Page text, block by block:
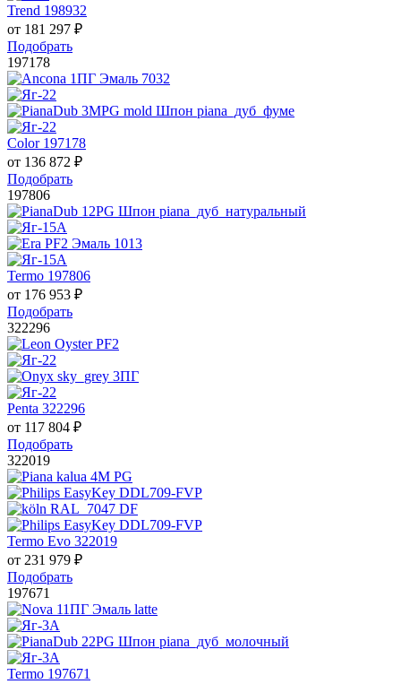
Trend 198932
от 181 297 ₽
Подобрать
197178
Color 197178
от 136 872 ₽
Подобрать
197806
Termo 197806
от 176 953 ₽
Подобрать
322296
Penta 322296
от 117 804 ₽
Подобрать
322019
Termo Evo 322019
от 231 979 ₽
Подобрать
197671
Termo 197671